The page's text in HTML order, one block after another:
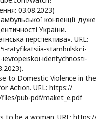
03.08.2023).
конвенції дуже
України.
перспектива». URL:
ratyfikatsiia-stambulskoi-
ievropeiskoi-identychnosti-
to Domestic Violence in the
Action. URL: https://
pub-pdf/maket_e.pdf
to be a woman. URL: https://